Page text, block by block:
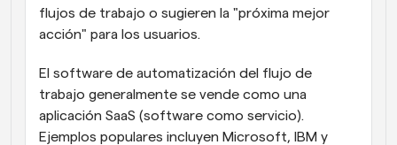
flujos de trabajo o sugieren la "próxima mejor
acción" para los usuarios.
El software de automatización del flujo de
trabajo generalmente se vende como una
aplicación SaaS (software como servicio).
Ejemplos populares incluyen Microsoft, IBM y